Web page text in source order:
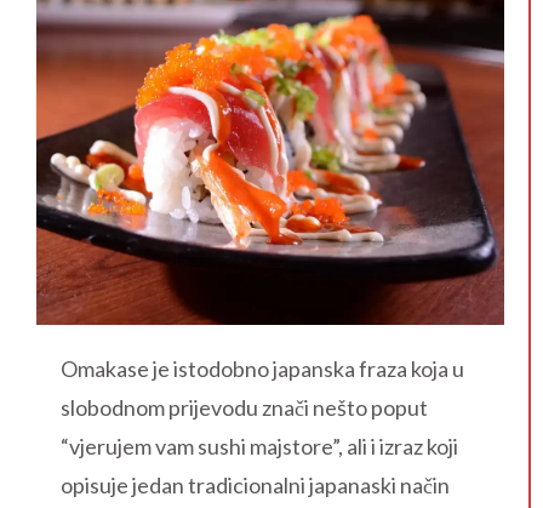
Omakase je istodobno japanska fraza koja u
slobodnom prijevodu znači nešto poput
“vjerujem vam sushi majstore”, ali i izraz koji
opisuje jedan tradicionalni japanaski način